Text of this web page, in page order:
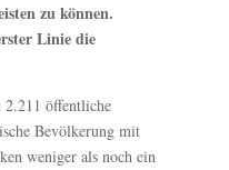
zu können.
Linie die
2.211 öffentliche
Bevölkerung mit
weniger als noch ein